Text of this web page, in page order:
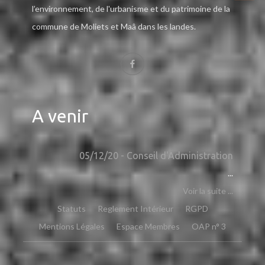
l’environnement, de l'urbanisme et du patrimoine de la
commune de Moliets et Maâ dans les landes.
A venir
05/12/20 - Conseil d'Administration
...
Voir la suite ...
Statuts
Reglement Intérieur
RGPD
Mentions Légales
Espace Membres OAP n° 3